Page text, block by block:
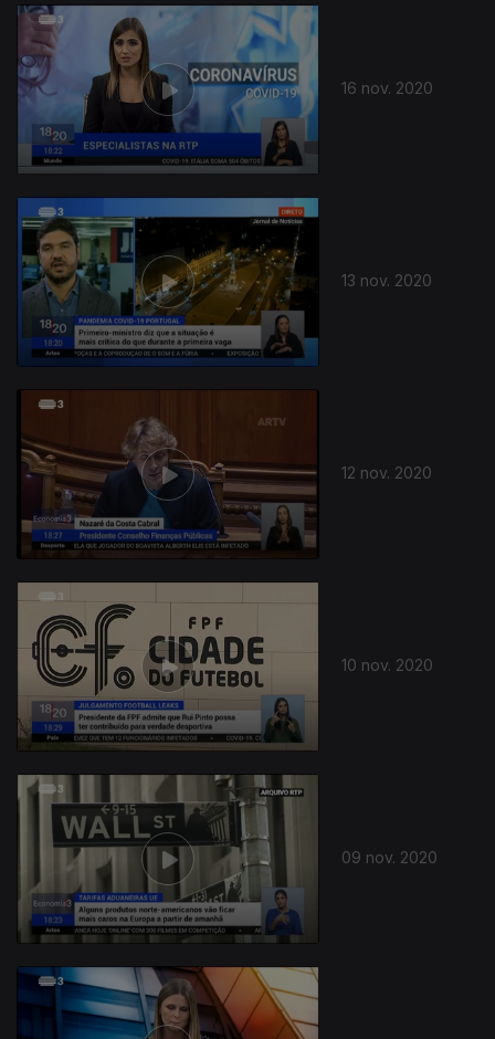
16 nov. 2020
13 nov. 2020
12 nov. 2020
10 nov. 2020
09 nov. 2020
503893